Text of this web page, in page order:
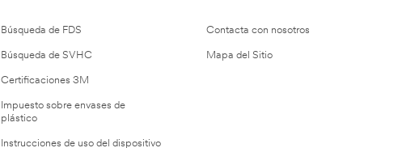
Búsqueda de FDS
Búsqueda de SVHC
Certificaciones 3M
Impuesto sobre envases de
plástico
Instrucciones de uso del dispositivo
Contacta con nosotros
Mapa del Sitio